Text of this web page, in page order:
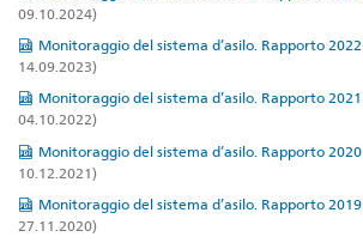
09.10.2024)
Monitoraggio del sistema d’asilo. Rapporto 2022
14.09.2023)
Monitoraggio del sistema d’asilo. Rapporto 2021
04.10.2022)
Monitoraggio del sistema d’asilo. Rapporto 2020
10.12.2021)
Monitoraggio del sistema d’asilo. Rapporto 2019
27.11.2020)